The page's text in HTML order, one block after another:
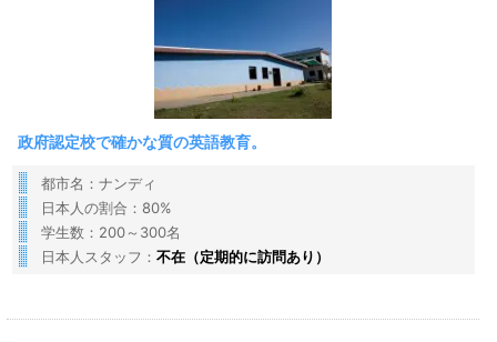
政府認定校で確かな質の英語教育。
都市名：ナンディ
日本人の割合：80%
学生数：200～300名
日本人スタッフ： 不在（定期的に訪問あり）